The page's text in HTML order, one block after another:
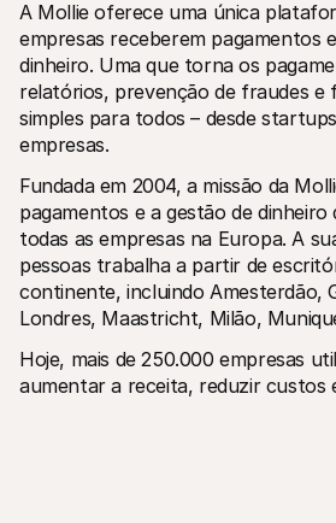
A Mollie oferece uma única
empresas receberem pagamentos
dinheiro. Uma que torna os
relatórios, prevenção de fraudes e
simples para todos – desde
empresas.
Fundada em 2004, a missão da
pagamentos e a gestão de dinheiro
todas as empresas na Europa. A
pessoas trabalha a partir de
continente, incluindo Amesterdão,
Londres, Maastricht, Milão,
Hoje, mais de 250.000 empresas
aumentar a receita, reduzir custos